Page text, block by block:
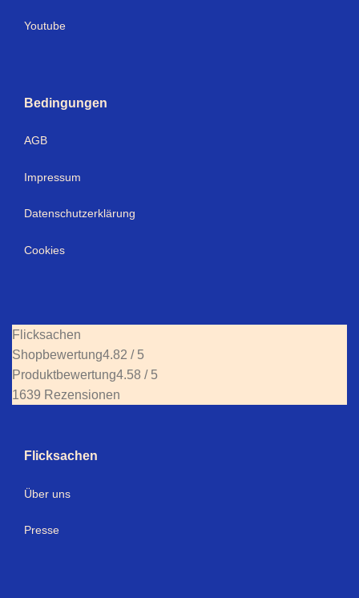
Youtube
Bedingungen
AGB
Impressum
Datenschutzerklärung
Cookies
Flicksachen
Shopbewertung4.82 / 5
Produktbewertung4.58 / 5
1639 Rezensionen
Flicksachen
Über uns
Presse